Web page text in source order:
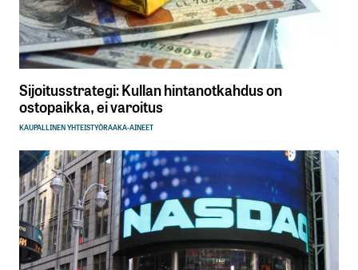
Sijoitusstrategi: Kullan hintanotkahdus on
ostopaikka, ei varoitus
KAUPALLINEN YHTEISTYÖRAAKA-AINEET